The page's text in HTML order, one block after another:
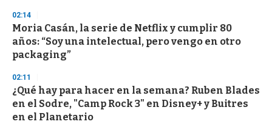
d
s
o
f
3
s
c
o
n
02:14
Moria Casán, la serie de Netflix y cumplir 80
años: “Soy una intelectual, pero vengo en otro
packaging”
02:11
¿Qué hay para hacer en la semana? Ruben Blades
en el Sodre, "Camp Rock 3" en Disney+ y Buitres
en el Planetario